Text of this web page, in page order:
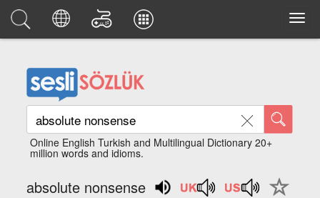
Online English Turkish and Multilingual Dictionary 20+
million words and idioms.
absolute nonsense